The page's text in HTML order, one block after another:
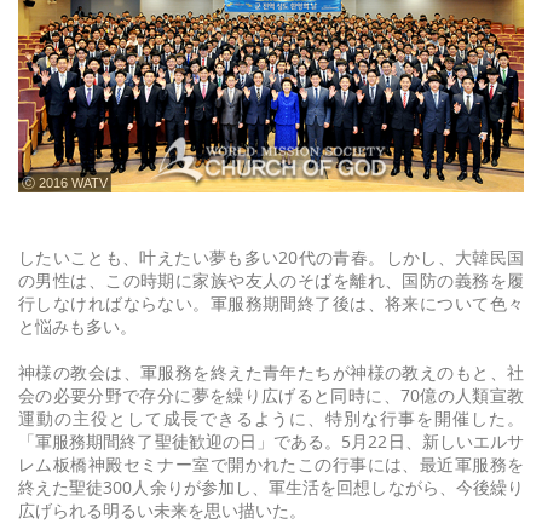
ⓒ 2016 WATV
したいことも、叶えたい夢も多い20代の青春。しかし、大韓民国
の男性は、この時期に家族や友人のそばを離れ、国防の義務を履
行しなければならない。軍服務期間終了後は、将来について色々
と悩みも多い。
神様の教会は、軍服務を終えた青年たちが神様の教えのもと、社
会の必要分野で存分に夢を繰り広げると同時に、70億の人類宣教
運動の主役として成長できるように、特別な行事を開催した。
「軍服務期間終了聖徒歓迎の日」である。5月22日、新しいエルサ
レム板橋神殿セミナー室で開かれたこの行事には、最近軍服務を
終えた聖徒300人余りが参加し、軍生活を回想しながら、今後繰り
広げられる明るい未来を思い描いた。